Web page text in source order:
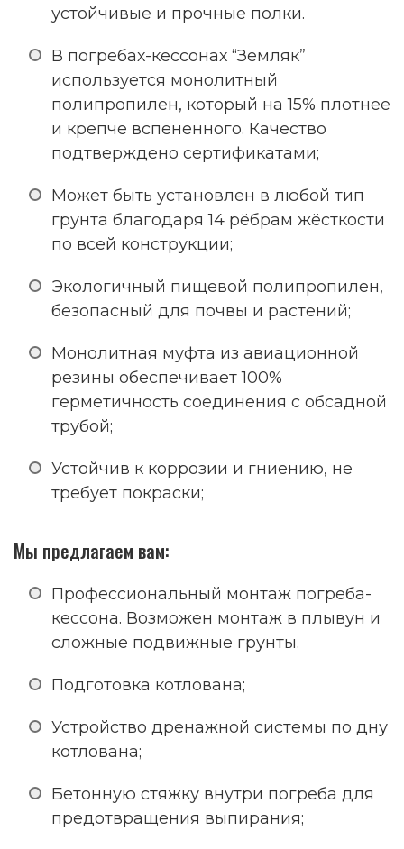
устойчивые и прочные полки.
В погребах-кессонах “Земляк”
используется монолитный
полипропилен, который на 15% плотнее
и крепче вспененного. Качество
подтверждено сертификатами;
Может быть установлен в любой тип
грунта благодаря 14 рёбрам жёсткости
по всей конструкции;
Экологичный пищевой полипропилен,
безопасный для почвы и растений;
Монолитная муфта из авиационной
резины обеспечивает 100%
герметичность соединения с обсадной
трубой;
Устойчив к коррозии и гниению, не
требует покраски;
Мы предлагаем вам:
Профессиональный монтаж погреба-
кессона. Возможен монтаж в плывун и
сложные подвижные грунты.
Подготовка котлована;
Устройство дренажной системы по дну
котлована;
Бетонную стяжку внутри погреба для
предотвращения выпирания;